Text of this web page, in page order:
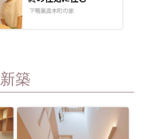
新築